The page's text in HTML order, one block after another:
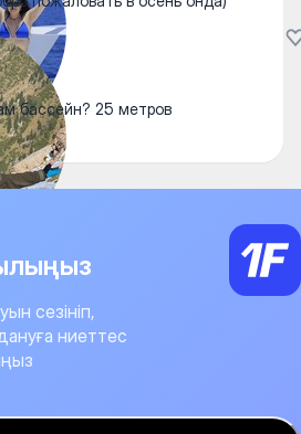
бассейн? 25 метров
сезініп,
ниеттес